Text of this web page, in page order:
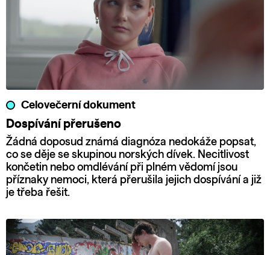
Celovečerní dokument
Dospívání přerušeno
Žádná doposud známá diagnóza nedokáže popsat,
co se děje se skupinou norských dívek. Necitlivost
končetin nebo omdlévání při plném vědomí jsou
příznaky nemoci, která přerušila jejich dospívání a již
je třeba řešit.